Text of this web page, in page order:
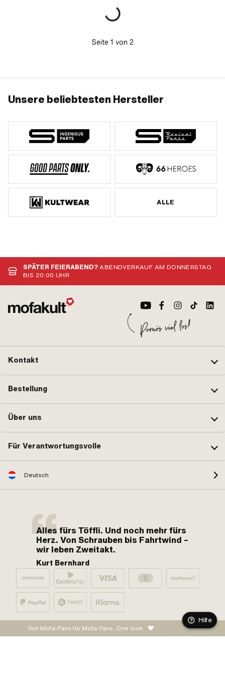
Seite 1 von 2
Unsere beliebtesten Hersteller
ALLE
SPÄTER FEIERABEND?ABENDVERKAUF AM DONNERSTAG
BIS 20:00 UHR
Kontakt
Bestellung
Über uns
Für Verantwortungsvolle
Deutsch
Alles fürs Töffli. Und noch mehr fürs
Herz. Von Schrauben bis Fahrtwind –
wir leben Zweitakt.
Kurt Bernhard
Von Mofa-Fans für Mofa-Fans. One love.
Hilfe